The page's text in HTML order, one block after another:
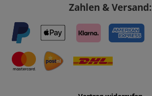
Zahlen & Versand: